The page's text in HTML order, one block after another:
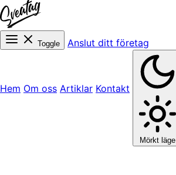
Toggle Anslut ditt företag
Hem Om oss Artiklar Kontakt
Mörkt läge